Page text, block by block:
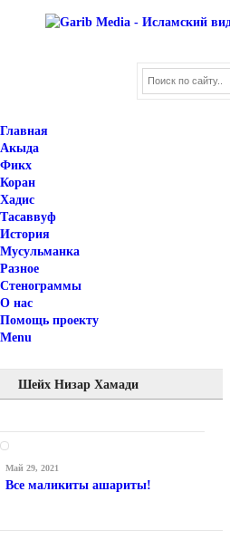
Главная
Акыда
Фикх
Коран
Хадис
Тасаввуф
История
Мусульманка
Разное
Стенограммы
О нас
Помощь проекту
Menu
Шейх Низар Хамади
Май 29, 2021
Все маликиты ашариты!